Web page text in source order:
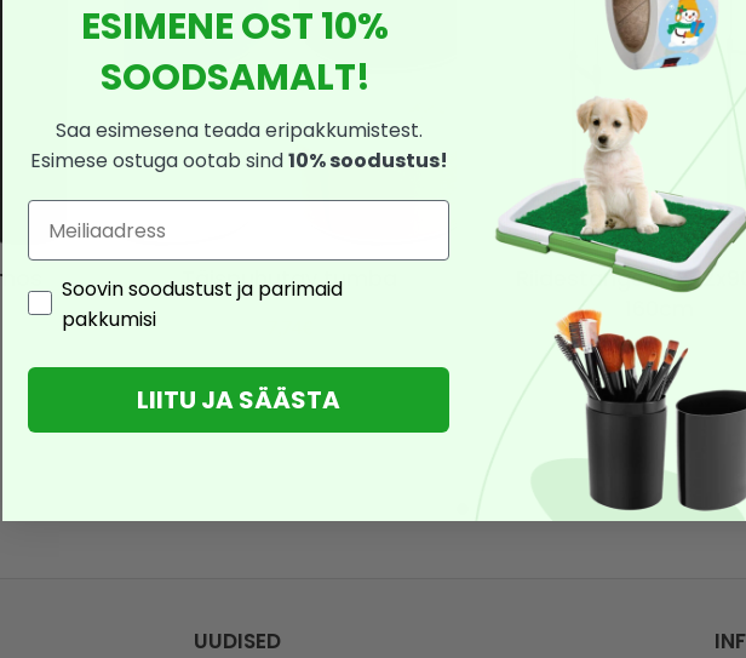
Täispuhutav tumba
Riidestange
21,90
13,14€
UUDISED
ESIMENE OST 10%
SOODSAMALT!
Saa esimesena teada eripakkumistest.
Esimese ostuga ootab sind10% soodustus!
Email
Consent
Soovin soodustust ja parimaid
pakkumisi
LIITU JA SÄÄSTA